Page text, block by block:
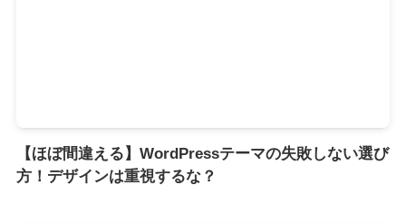
【ほぼ間違える】WordPressテーマの失敗しない選び
方！デザインは重視するな？